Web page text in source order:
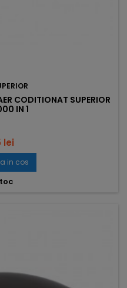
CODITIONAT SUPERIOR
IN 1
lei
in cos